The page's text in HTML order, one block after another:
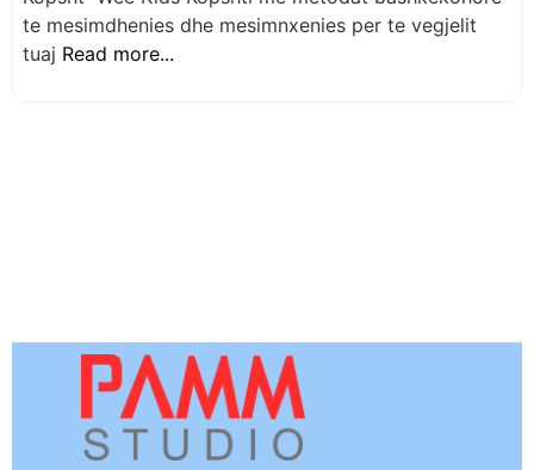
Kopsht Wee Kids Kopshti me metodat bashkekohore
te mesimdhenies dhe mesimnxenies per te vegjelit